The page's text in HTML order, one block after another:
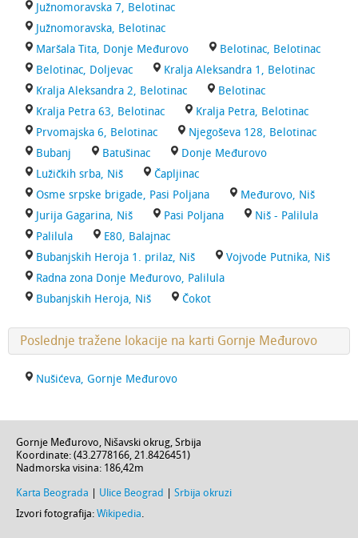
Južnomoravska 7, Belotinac
Južnomoravska, Belotinac
Maršala Tita, Donje Međurovo
Belotinac, Belotinac
Belotinac, Doljevac
Kralja Aleksandra 1, Belotinac
Kralja Aleksandra 2, Belotinac
Belotinac
Kralja Petra 63, Belotinac
Kralja Petra, Belotinac
Prvomajska 6, Belotinac
Njegoševa 128, Belotinac
Bubanj
Batušinac
Donje Međurovo
Lužičkih srba, Niš
Čapljinac
Osme srpske brigade, Pasi Poljana
Međurovo, Niš
Jurija Gagarina, Niš
Pasi Poljana
Niš - Palilula
Palilula
E80, Balajnac
Bubanjskih Heroja 1. prilaz, Niš
Vojvode Putnika, Niš
Radna zona Donje Međurovo, Palilula
Bubanjskih Heroja, Niš
Čokot
Poslednje tražene lokacije na karti Gornje Međurovo
Nušićeva, Gornje Međurovo
Gornje Međurovo, Nišavski okrug, Srbija
Koordinate: (43.2778166, 21.8426451 )
Nadmorska visina: 186,42m
Karta Beograda Ulice Beograd
Srbija okruzi
Izvori fotografija: Wikipedia.